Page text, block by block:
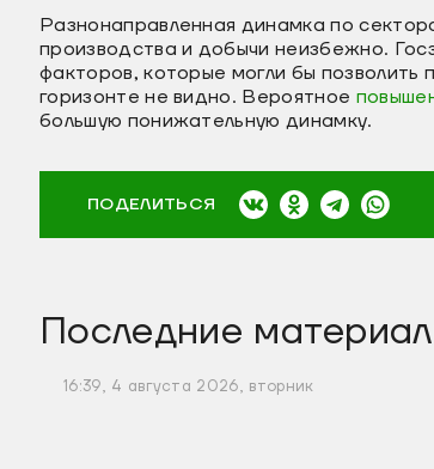
Разнонаправленная динамка по
производства и добычи неизбежно.
факторов, которые могли бы позволить
горизонте не видно. Вероятное
большую понижательную динамку.
ПОДЕЛИТЬСЯ
Последние
16:39, 4 августа 2026, вторник